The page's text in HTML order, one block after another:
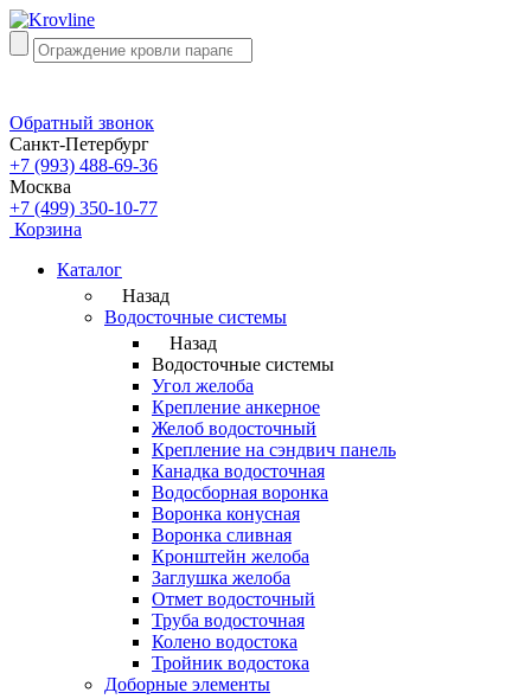
Обратный звонок
Санкт-Петербург
+7 (993) 488-69-36
Москва
+7 (499) 350-10-77
Корзина
Каталог
Назад
Водосточные системы
Назад
Водосточные системы
Угол желоба
Крепление анкерное
Желоб водосточный
Крепление на сэндвич панель
Канадка водосточная
Водосборная воронка
Воронка конусная
Воронка сливная
Кронштейн желоба
Заглушка желоба
Отмет водосточный
Труба водосточная
Колено водостока
Тройник водостока
Доборные элементы